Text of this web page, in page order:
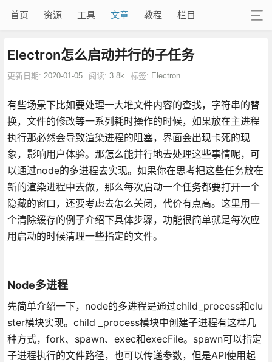
首页 资源 工具 文章 教程 栏目
Electron怎么启动并行的子任务
更新日期: 2020-01-05 阅读: 3.8k 标签: Electron
有些场景下比如要处理一大堆文件内容的查找，字符串的替
换，文件的修改等一系列耗时操作的时候，如果放在主进程
执行那必然会导致渲染进程的阻塞，界面会出现卡死的现
象，影响用户体验。那怎么能并行地去处理这些事情呢，可
以通过node的多进程去实现。如果你在思考把这些任务放在
新的渲染进程中去做，那么每次启动一个任务都要打开一个
隐藏的窗口，还要考虑去怎么关闭，代价有点高。这里用一
个清除缓存的例子介绍下具体步骤，功能很简单就是每次应
用启动的时候清理一些指定的文件。
Node多进程
先简单介绍一下，node的多进程是通过child_process和clu
ster模块实现。child _process模块中创建子进程有这样几
种方式，fork、spawn、exec和execFile。spawn可以指定
子进程执行的文件路径，也可以传递参数，但是API使用起